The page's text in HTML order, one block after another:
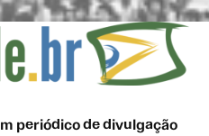
periódico de divulgação